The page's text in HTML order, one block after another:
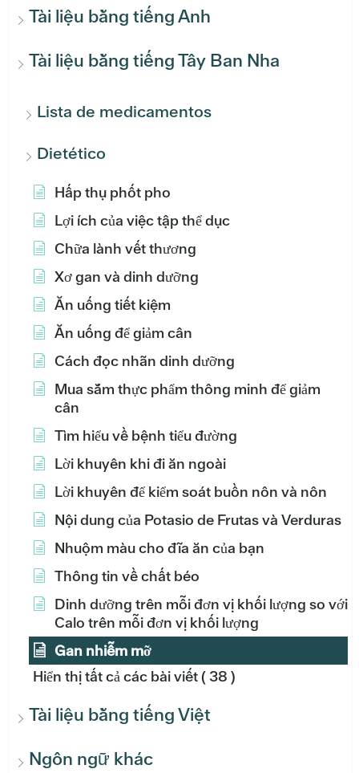
Tài liệu bằng tiếng Anh
Tài liệu bằng tiếng Tây Ban Nha
Lista de medicamentos
Dietético
Hấp thụ phốt pho
Lợi ích của việc tập thể dục
Chữa lành vết thương
Xơ gan và dinh dưỡng
Ăn uống tiết kiệm
Ăn uống để giảm cân
Cách đọc nhãn dinh dưỡng
Mua sắm thực phẩm thông minh để giảm
cân
Tìm hiểu về bệnh tiểu đường
Lời khuyên khi đi ăn ngoài
Lời khuyên để kiểm soát buồn nôn và nôn
Nội dung của Potasio de Frutas và Verduras
Nhuộm màu cho đĩa ăn của bạn
Thông tin về chất béo
Dinh dưỡng trên mỗi đơn vị khối lượng so với
Calo trên mỗi đơn vị khối lượng
Gan nhiễm mỡ
Hiển thị tất cả các bài viết( 38 )
Tài liệu bằng tiếng Việt
Ngôn ngữ khác